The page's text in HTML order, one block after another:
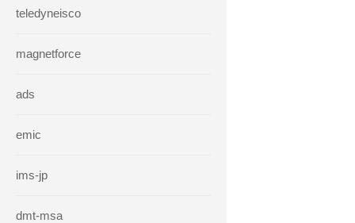
teledyneisco
magnetforce
ads
emic
ims-jp
dmt-msa